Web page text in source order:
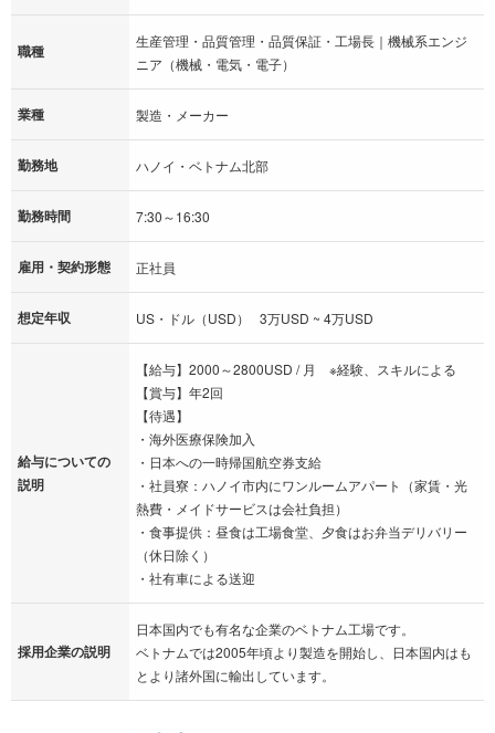
職種
生産管理・品質管理・品質保証・工場長｜機械系エンジ
ニア（機械・電気・電子）
業種 製造・メーカー
勤務地 ハノイ・ベトナム北部
勤務時間 7:30～16:30
雇用・契約形態 正社員
想定年収 US・ドル（USD） 3万USD ~ 4万USD
給与についての
説明
【給与】2000～2800USD / 月 ※経験、スキルによる
【賞与】年2回
【待遇】
・海外医療保険加入
・日本への一時帰国航空券支給
・社員寮：ハノイ市内にワンルームアパート（家賃・光
熱費・メイドサービスは会社負担）
・食事提供：昼食は工場食堂、夕食はお弁当デリバリー
（休日除く）
・社有車による送迎
採用企業の説明
日本国内でも有名な企業のベトナム工場です。
ベトナムでは2005年頃より製造を開始し、日本国内はも
とより諸外国に輸出しています。